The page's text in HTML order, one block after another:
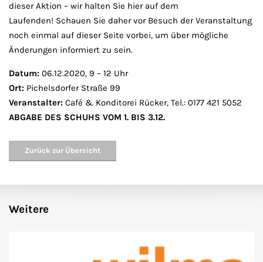
dieser Aktion – wir halten Sie hier auf dem
Laufenden! Schauen Sie daher vor Besuch der Veranstaltung
noch einmal auf dieser Seite vorbei, um über mögliche
Änderungen informiert zu sein.
Datum: 06.12.2020, 9 – 12 Uhr
Ort: Pichelsdorfer Straße 99
Veranstalter: Café & Konditorei Rücker, Tel.: 0177 421 5052
ABGABE DES SCHUHS VOM 1. BIS 3.12.
Zurück zur Übersicht
Weitere